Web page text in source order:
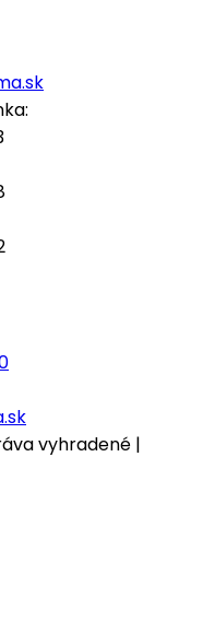
vyhradené |